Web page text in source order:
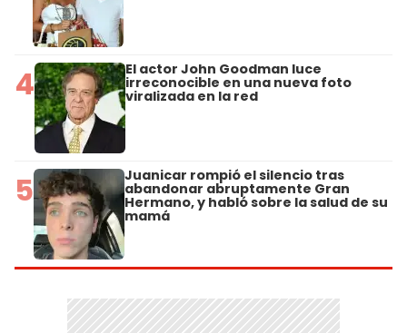
4 El actor John Goodman luce
irreconocible en una nueva foto
viralizada en la red
5 Juanicar rompió el silencio tras
abandonar abruptamente Gran
Hermano, y habló sobre la salud de su
mamá